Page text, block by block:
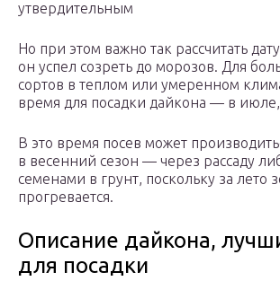
утвердительным
Но при этом важно так рассчитать
он успел созреть до морозов. Для
сортов в теплом или умеренном
время для посадки дайкона — в
В это время посев может
в весенний сезон — через рассаду
семенами в грунт, поскольку за лето
прогревается.
Описание дайкона,
для посадки